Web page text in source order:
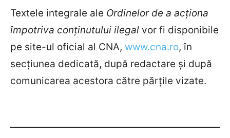
Textele integrale ale Ordinelor de a acționa
împotriva conținutului ilegal vor fi disponibile
pe site-ul oficial al CNA, www.cna.ro, în
secțiunea dedicată, după redactare și după
comunicarea acestora către părțile vizate.